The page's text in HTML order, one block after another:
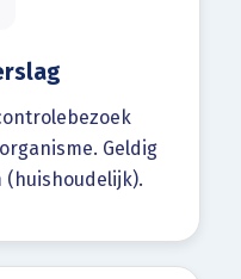
Geldig
(huishoudelijk).